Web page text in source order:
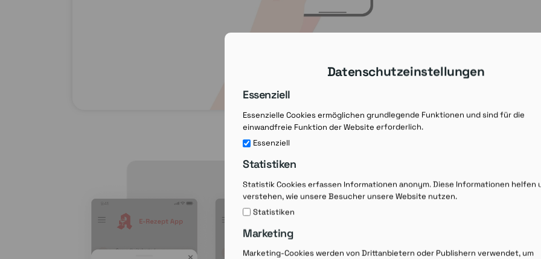
Rezept-Ausdruck
Rezept-
Datenschutzeinstellungen
Essenziell
Essenzielle Cookies ermöglichen grundlegende Funktionen und sind für die
einwandfreie Funktion der Website erforderlich.
Essenziell
Statistiken
Statistik Cookies erfassen Informationen anonym. Diese Informationen helfen
verstehen, wie unsere Besucher unsere Website nutzen.
Statistiken
Marketing
Marketing-Cookies werden von Drittanbietern oder Publishern verwendet, um